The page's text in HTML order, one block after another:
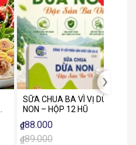
SỮA CHUA BA VÌ VỊ DỪA
NON – HỘP 12 HŨ
₫88.000
₫89.000
›